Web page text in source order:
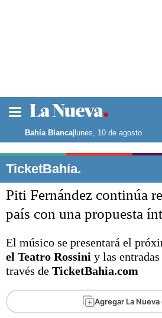
Noticias
La ciudad
Punta Alta
El mundo
Seguridad
Deportes
Liga del
Básquetbol
Fútbol
Federal A
Bahía Blanca|lunes, 10 de agosto
TicketBahía.
Piti Fernández continúa
país con una propuesta
El músico se presentará el
el Teatro Rossini y las
través de TicketBahia.com
Agregar La Nueva